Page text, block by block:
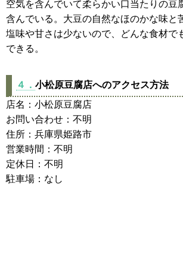
空気を含んでいて柔らかい口当たりの豆
含んでいる。大豆の自然なほのかな味と
塩味や甘さは少ないので、どんな食材で
できる。
４． 小松原豆腐店へのアクセス方法
店名：小松原豆腐店
お問い合わせ：不明
住所：兵庫県姫路市
営業時間：不明
定休日：不明
駐車場：なし